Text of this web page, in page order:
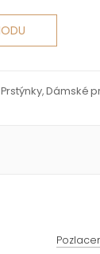
Prstýnky,Dámské